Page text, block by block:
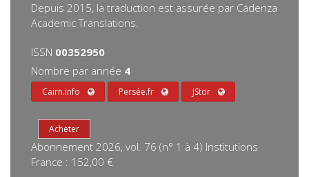
Depuis 2015, la traduction est assurée par Cadenza
Academic Translations.
ISSN 00352950
Nombre par année 4
Cairn.info Persée.fr JStor
Abonnement 2026, vol. 76 (n° 1 à 4) Institutions
France : 152,00 €